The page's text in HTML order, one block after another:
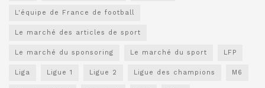
L'équipe de France de football
Le marché des articles de sport
Le marché du sponsoring Le marché du sport LFP
Liga Ligue 1 Ligue 2 Ligue des champions M6